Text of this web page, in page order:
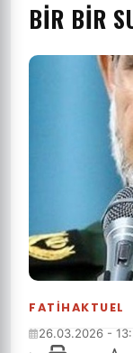
FATIHAKTUEL
BIR BIR
26.03.2026 -